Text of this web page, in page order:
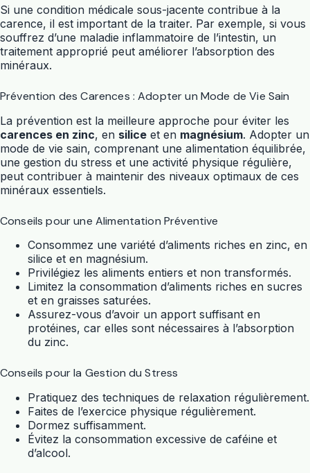
Si une condition médicale sous-jacente contribue à la
carence, il est important de la traiter. Par exemple, si vous
souffrez d’une maladie inflammatoire de l’intestin, un
traitement approprié peut améliorer l’absorption des
minéraux.
Prévention des Carences : Adopter un Mode de Vie Sain
La prévention est la meilleure approche pour éviter les
carences en zinc, en silice et en magnésium. Adopter un
mode de vie sain, comprenant une alimentation équilibrée,
une gestion du stress et une activité physique régulière,
peut contribuer à maintenir des niveaux optimaux de ces
minéraux essentiels.
Conseils pour une Alimentation Préventive
Consommez une variété d’aliments riches en zinc, en
silice et en magnésium.
Privilégiez les aliments entiers et non transformés.
Limitez la consommation d’aliments riches en sucres
et en graisses saturées.
Assurez-vous d’avoir un apport suffisant en
protéines, car elles sont nécessaires à l’absorption
du zinc.
Conseils pour la Gestion du Stress
Pratiquez des techniques de relaxation régulièrement.
Faites de l’exercice physique régulièrement.
Dormez suffisamment.
Évitez la consommation excessive de caféine et
d’alcool.